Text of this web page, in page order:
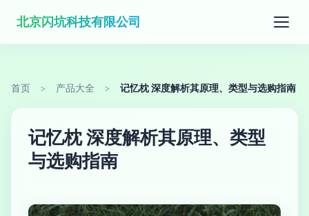
北京闪坑科技有限公司
首页 > 产品大全 > 记忆枕 深度解析其原理、类型与选购指南
记忆枕 深度解析其原理、类型
与选购指南